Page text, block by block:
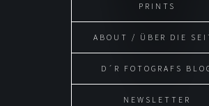
PRINTS
ABOUT / ÜBER DIE
D´R FOTOGRAFS
NEWSLETTER